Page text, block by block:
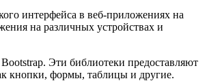
интерфейса в веб-приложениях на
на различных устройствах и
Эти библиотеки предоставляют
кнопки, формы, таблицы и другие.